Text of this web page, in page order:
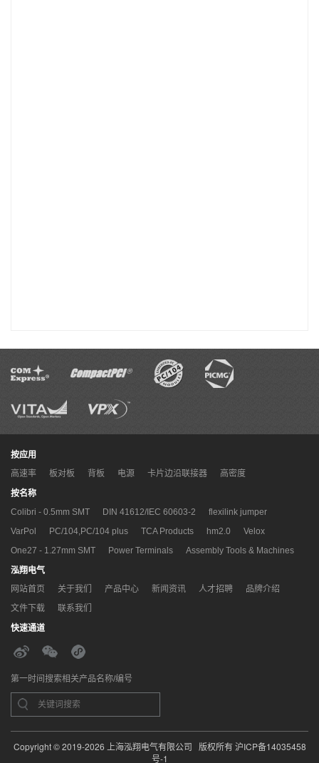
按应用
高速率 板对板 背板 电源 卡片边沿联接器 高密度
按名称
Colibri - 0.5mm SMT DIN 41612/IEC 60603-2
flexilink jumper
VarPol
PC/104,PC/104 plus TCA Products hm2.0
Velox
One27 - 1.27mm SMT
Power Terminals Assembly Tools & Machines
泓翔电气
网站首页 关于我们 产品中心 新闻资讯 人才招聘
品牌介绍
文件下载
联系我们
快速通道
第一时间搜索相关产品名称/编号
Copyright © 2019-2026 上海泓翔电气有限公司 版权所有沪ICP备14035458
号-1